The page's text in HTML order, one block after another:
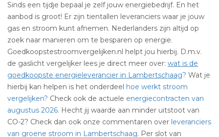
Sinds een tijdje bepaal je zelf jouw energiebedrijf. En het
aanbod is groot! Er zijn tientallen leveranciers waar je jouw
gas en stroom kunt afnemen. Nederlanders zijn altijd op
zoek naar manieren om te besparen op energie.
Goedkoopstestroomvergelijken.nl helpt jou hierbij. D.m.v.
de gaslicht vergelijker lees je direct meer over: wat is de
goedkoopste energieleverancier in Lambertschaag? Wat je
hierbij kan helpen is het onderdeel hoe werkt stroom
vergelijken? Check ook de actuele energiecontracten van
augustus 2026. Hecht jij waarde aan minder uitstoot van
CO-2? Check dan ook onze commentaren over leveranciers
van groene stroom in Lambertschaag. Per slot van